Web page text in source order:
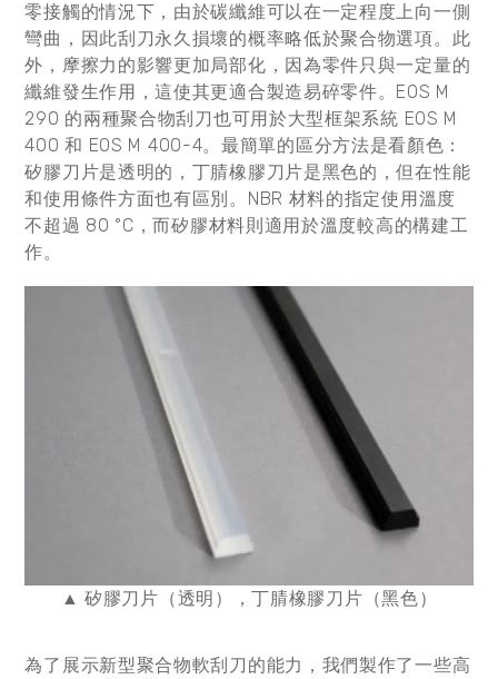
零接觸的情況下，由於碳纖維可以在一定程度上向一側
彎曲，因此刮刀永久損壞的概率略低於聚合物選項。此
外，摩擦力的影響更加局部化，因為零件只與一定量的
纖維發生作用，這使其更適合製造易碎零件。EOS M
290 的兩種聚合物刮刀也可用於大型框架系統 EOS M
400 和 EOS M 400-4。最簡單的區分方法是看顏色：
矽膠刀片是透明的，丁腈橡膠刀片是黑色的，但在性能
和使用條件方面也有區別。NBR 材料的指定使用溫度
不超過 80 °C，而矽膠材料則適用於溫度較高的構建工
作。
▲ 矽膠刀片（透明），丁腈橡膠刀片（黑色）
為了展示新型聚合物軟刮刀的能力，我們製作了一些高